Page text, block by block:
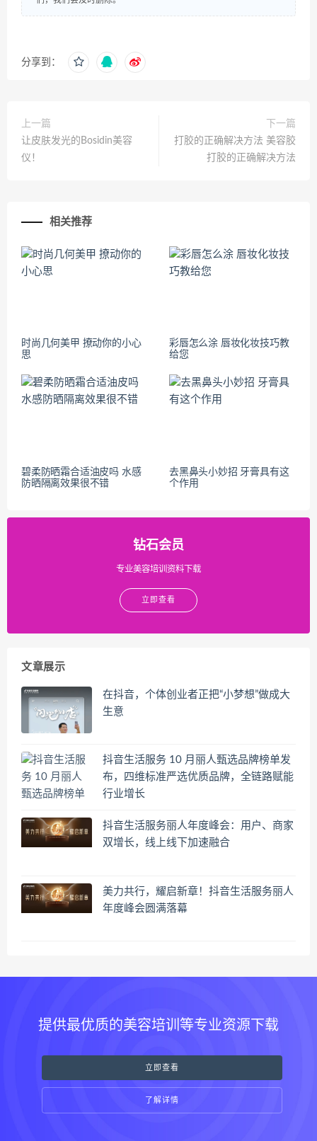
分享到：
上一篇
让皮肤发光的Bosidin美容
仪！
下一篇
打胶的正确解决方法 美容胶
打胶的正确解决方法
相关推荐
时尚几何美甲 撩动你的小心
思
彩唇怎么涂 唇妆化妆技巧教
给您
碧柔防晒霜合适油皮吗 水感
防晒隔离效果很不错
去黑鼻头小妙招 牙膏具有这
个作用
钻石会员
专业美容培训资料下载
立即查看
文章展示
在抖音，个体创业者正把“小梦想”做成大
生意
抖音生活服务 10 月丽人甄选品牌榜单发
布，四维标准严选优质品牌，全链路赋能
行业增长
抖音生活服务丽人年度峰会：用户、商家
双增长，线上线下加速融合
美力共行，耀启新章！抖音生活服务丽人
年度峰会圆满落幕
提供最优质的美容培训等专业资源下载
立即查看
了解详情